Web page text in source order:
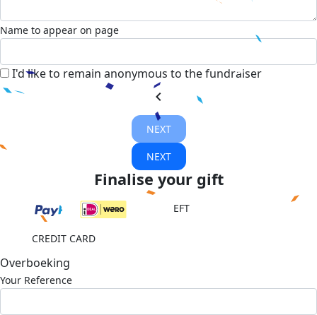
Name to appear on page
I'd like to remain anonymous to the fundraiser
chevron_left
NEXT
NEXT
Finalise your gift
EFT
CREDIT CARD
Overboeking
Your Reference